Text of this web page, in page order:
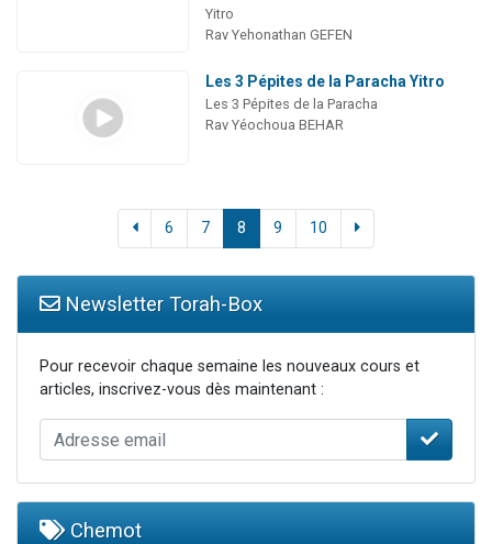
Yitro
Rav Yehonathan GEFEN
Les 3 Pépites de la Paracha Yitro
Les 3 Pépites de la Paracha
Rav Yéochoua BEHAR
6 7 8 9 10
Newsletter Torah-Box
Pour recevoir chaque semaine les nouveaux cours et
articles, inscrivez-vous dès maintenant :
Chemot